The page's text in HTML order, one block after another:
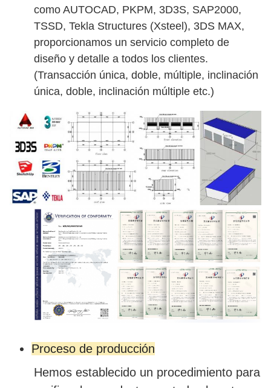
como AUTOCAD, PKPM, 3D3S, SAP2000,
TSSD, Tekla Structures (Xsteel), 3DS MAX,
proporcionamos un servicio completo de
diseño y detalle a todos los clientes.
(Transacción única, doble, múltiple, inclinación
única, doble, inclinación múltiple etc.)
Proceso de producción
Hemos establecido un procedimiento para